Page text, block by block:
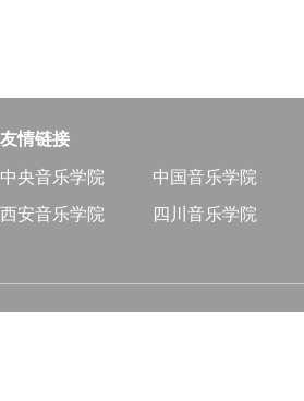
友情链接
中央音乐学院 中国音乐学院
西安音乐学院
四川音乐学院